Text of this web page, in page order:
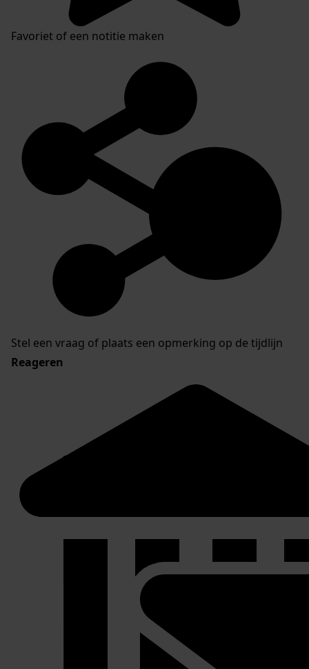
Favoriet of een notitie maken
Stel een vraag of plaats een opmerking op de tijdlijn
Reageren